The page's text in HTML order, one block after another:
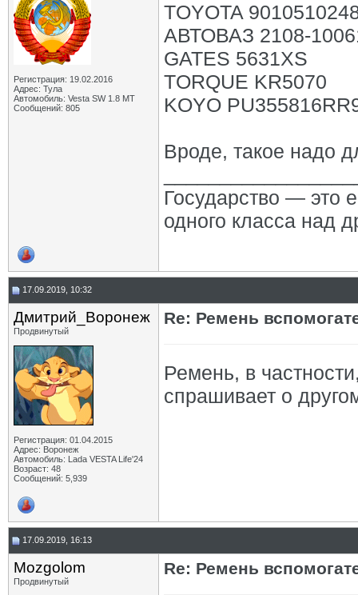
Регистрация: 19.02.2016
Адрес: Тула
Автомобиль: Vesta SW 1.8 MT
Сообщений: 805
TOYOTA
АВТОВАЗ 2108-
GATES 5631XS
TORQUE KR5070
KOYO
Вроде, такое надо
Государство — это
одного класса над
17.09.2019, 10:32
Дмитрий_Воронеж
Продвинутый
Регистрация: 01.04.2015
Адрес: Воронеж
Автомобиль: Lada VESTA Life'24
Возраст: 48
Сообщений: 5,939
Re: Ремень
Ремень, в
спрашивает о
17.09.2019, 16:13
Mozgolom
Продвинутый
Re: Ремень